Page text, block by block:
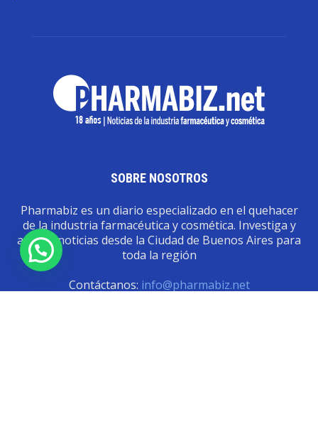
SOBRE NOSOTROS
Pharmabiz es un diario especializado en el quehacer
de la industria farmacéutica y cosmética. Investiga y
analiza noticias desde la Ciudad de Buenos Aires para
toda la región
Contáctanos: info@pharmabiz.net